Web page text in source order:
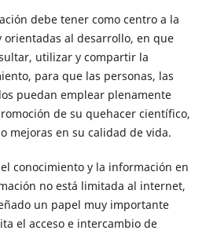
debe tener como centro a la
orientadas al desarrollo, en que
utilizar y compartir la
para que las personas, las
puedan emplear plenamente
de su quehacer científico,
mejoras en su calidad de vida.
conocimiento y la información en
no está limitada al internet,
un papel muy importante
el acceso e intercambio de